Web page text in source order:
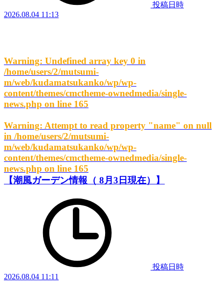
投稿日時
2026.08.04 11:13
Warning: Undefined array key 0 in
/home/users/2/mutsumi-
m/web/kudamatsukanko/wp/wp-
content/themes/cmctheme-ownedmedia/single-
news.php on line 165
Warning: Attempt to read property "name" on null
in /home/users/2/mutsumi-
m/web/kudamatsukanko/wp/wp-
content/themes/cmctheme-ownedmedia/single-
news.php on line 165
【潮風ガーデン情報（ 8月3日現在）】
投稿日時
2026.08.04 11:11